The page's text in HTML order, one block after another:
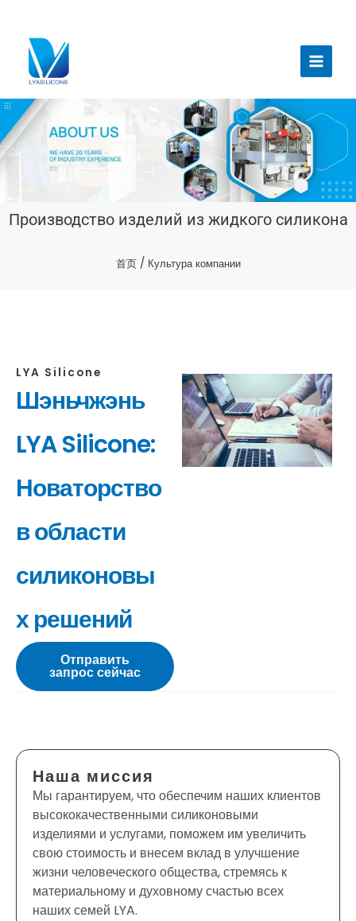
меню
Производство изделий из жидкого силикона
首页/ Культура компании
LYA Silicone
Шэньчжэнь
LYA Silicone:
Новаторство
в области
силиконовы
х решений
Отправить
запрос сейчас
Наша миссия
Мы гарантируем, что обеспечим наших клиентов
высококачественными силиконовыми
изделиями и услугами, поможем им увеличить
свою стоимость и внесем вклад в улучшение
жизни человеческого общества, стремясь к
материальному и духовному счастью всех
наших семей LYA.